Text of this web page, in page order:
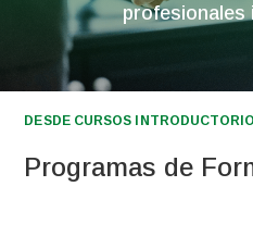
profesionales
DESDE CURSOS
Programas de